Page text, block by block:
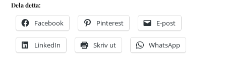
Dela detta:
Facebook Pinterest E-post
LinkedIn Skriv ut WhatsApp